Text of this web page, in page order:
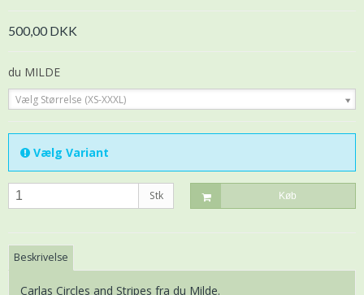
500,00 DKK
du MILDE
Vælg Størrelse (XS-XXXL)
Vælg Variant
Stk Køb
Beskrivelse
Carlas Circles and Stripes fra du Milde.